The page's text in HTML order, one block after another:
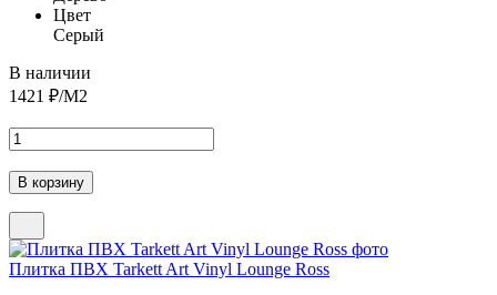
Цвет
Серый
В наличии
1421 ₽/М2
Плитка ПВХ Tarkett Art Vinyl Lounge Ross